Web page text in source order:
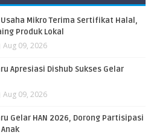
Mikro Terima Sertifikat Halal,
Produk Lokal
Aug 09, 2026
Apresiasi Dishub Sukses Gelar
Aug 09, 2026
Gelar HAN 2026, Dorong Partisipasi